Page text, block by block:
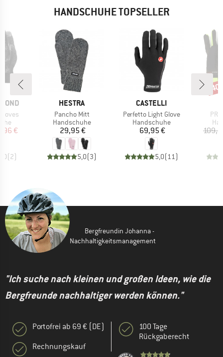
HANDSCHUHE TOPSELLER
Preis
€
(2)
MARKE
HESTRA
Artikel
Pancho Mitt
Produktgruppe
Handschuhe
Preis
29,95 €
5,0(3)
MARKE
CASTELLI
Artikel
Perfetto Light Glove
Produktgruppe
Handschuhe
Preis
69,95 €
5,0(11)
Bergfreundin Johanna -
Nachhaltigkeitsmanagement
"Ich suche nach kleinen und großen Ideen, wie die
Bergfreunde nachhaltiger werden können."
Portofrei ab 69 € (DE)
Rechnungskauf
100 Tage
Rückgaberecht